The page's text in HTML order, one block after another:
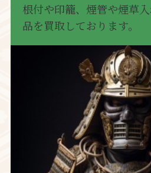
根付や印籠、煙管や煙草
品を買取しております。